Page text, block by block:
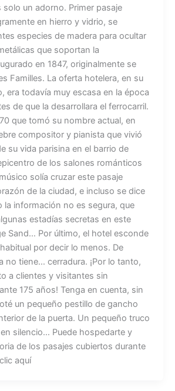
un adorno. Primer pasaje
en hierro y vidrio, se
especies de madera para ocultar
que soportan la
en 1847, originalmente se
Familles. La oferta hotelera, en su
era todavía muy escasa en la época
de que la desarrollara el ferrocarril.
que tomó su nombre actual, en
compositor y pianista que vivió
su vida parisina en el barrio de
de los salones románticos
solía cruzar este pasaje
de la ciudad, e incluso se dice
la información no es segura, que
estadías secretas en este
Sand… Por último, el hotel esconde
por decir lo menos. De
no tiene… cerradura. ¡Por lo tanto,
a clientes y visitantes sin
175 años! Tenga en cuenta, sin
un pequeño pestillo de gancho
de la puerta. Un pequeño truco
silencio… Puede hospedarte y
de los pasajes cubiertos durante
aquí